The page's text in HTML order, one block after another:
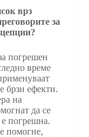
врз
за
погрешен
време
брзи ефекти.
на
да се
е погрешна.
помогне,